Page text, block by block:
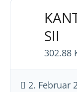
SII
302.88
2. Februar